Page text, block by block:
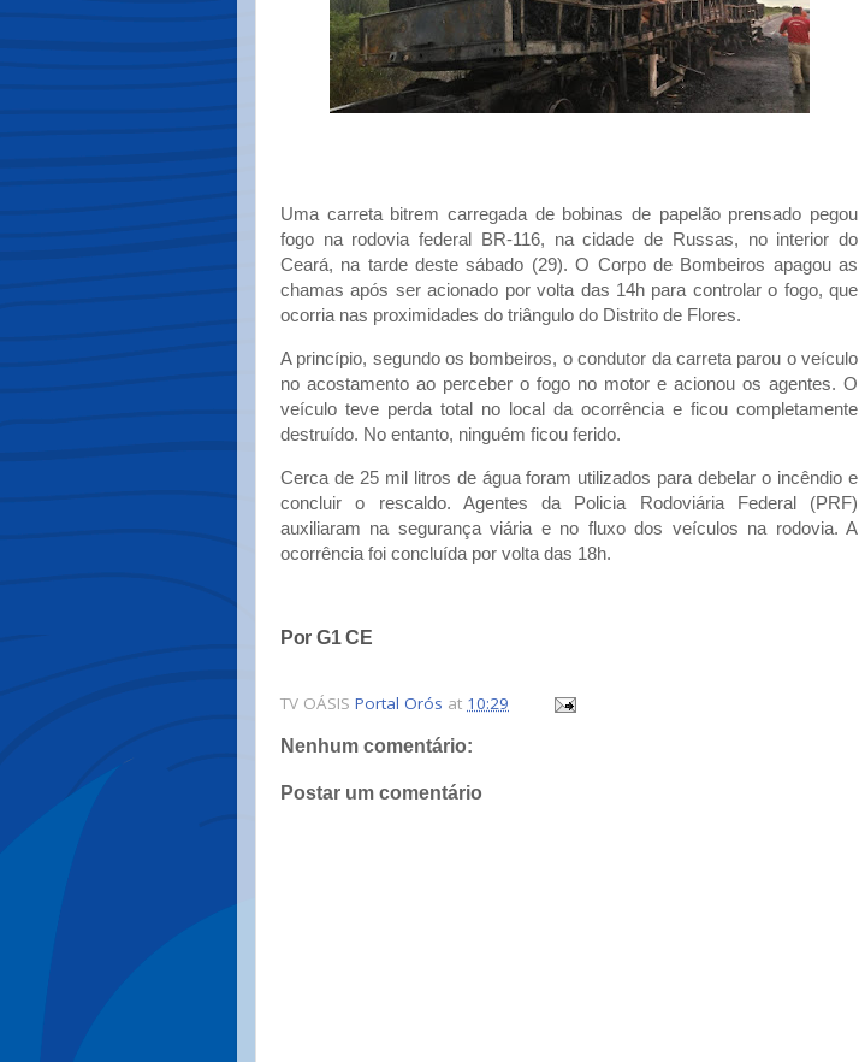
Uma carreta bitrem carregada de bobinas de papelão prensado pegou
fogo na rodovia federal BR-116, na cidade de Russas, no interior do
Ceará, na tarde deste sábado (29). O Corpo de Bombeiros apagou as
chamas após ser acionado por volta das 14h para controlar o fogo, que
ocorria nas proximidades do triângulo do Distrito de Flores.
A princípio, segundo os bombeiros, o condutor da carreta parou o veículo
no acostamento ao perceber o fogo no motor e acionou os agentes. O
veículo teve perda total no local da ocorrência e ficou completamente
destruído. No entanto, ninguém ficou ferido.
Cerca de 25 mil litros de água foram utilizados para debelar o incêndio e
concluir o rescaldo. Agentes da Policia Rodoviária Federal (PRF)
auxiliaram na segurança viária e no fluxo dos veículos na rodovia. A
ocorrência foi concluída por volta das 18h.
Por G1 CE
TV OÁSIS Portal Orós at 10:29
Nenhum comentário:
Postar um comentário